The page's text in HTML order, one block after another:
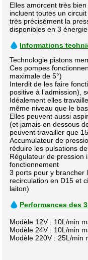
Elles amorcent très
incluent toutes un
très précisément la
disponibles en 3
Informations
Technologie pistons
Ces pompes
maximale de 5°)
Interdit de les faire
positive à l’admission),
Idéalement elles
même niveau que le
Elles peuvent aussi
(et jamais en dessous
peuvent travailler que
Accumulateur de
réduire les pulsations
Régulateur de pression
fonctionnement
3 ports pour y brancher
recirculation en D15 et
laiton)
Performances des
Modèle 12V : 10L/min
Modèle 24V : 10L/min
Modèle 220V : 25L/min